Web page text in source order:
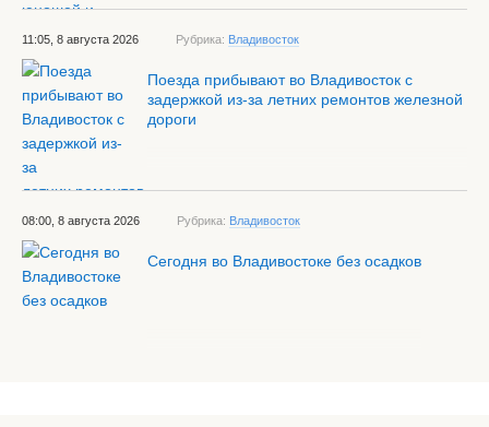
11:05, 8 августа 2026 Рубрика: Владивосток
Поезда прибывают во Владивосток с
задержкой из-за летних ремонтов железной
дороги
08:00, 8 августа 2026 Рубрика: Владивосток
Сегодня во Владивостоке без осадков